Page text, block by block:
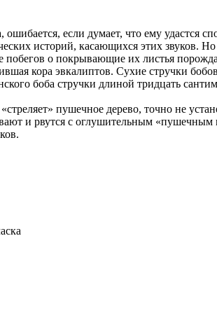
если думает, что ему удастся
историй, касающихся этих звуков.
о покрывающие их листья
кора эвкалиптов. Сухие стручки
боба стручки длиной тридцать
пушечное дерево, точно не
и рвутся с оглушительным «пушечным